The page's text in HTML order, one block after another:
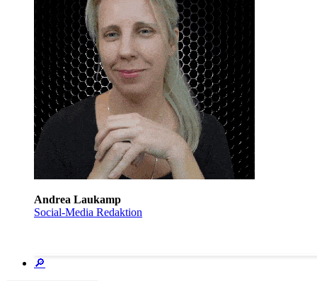
Andrea Laukamp
Social-Media Redaktion
🔎